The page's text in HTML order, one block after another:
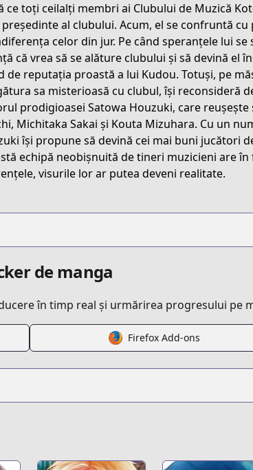
419e-ba6e-dda3e28eb763
oto-tomare
ce toți ceilalți membri ai Clubului de Muzică
al clubului. Acum, el se confruntă
celor din jur. Pe când speranțele lui
că vrea să se alăture clubului și să devină el
de reputația proastă a lui Kudou. Totuși, pe
sa misterioasă cu clubul, își reconsideră
prodigioasei Satowa Houzuki, care
Michitaka Sakai și Kouta Mizuhara. Cu un
își propune să devină cei mai buni jucători
echipă neobișnuită de tineri muzicieni are
visurile lor ar putea deveni realitate.
de manga
în timp real și urmărirea progresului pe
Firefox Add-ons